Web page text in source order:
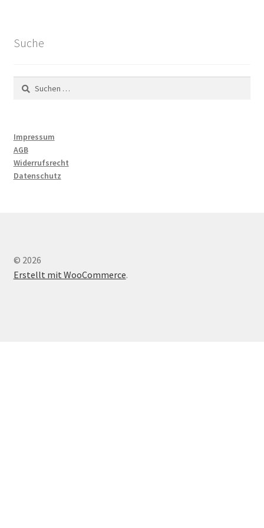
Suche
Suchen
nach:
Impressum
AGB
Widerrufsrecht
Datenschutz
© 2026
Erstellt mit WooCommerce.